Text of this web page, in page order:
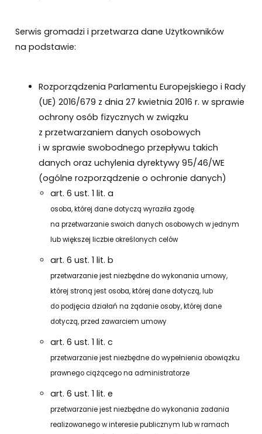
Serwis gromadzi i przetwarza dane Użytkowników
na podstawie:
Rozporządzenia Parlamentu Europejskiego i Rady
(UE) 2016/679 z dnia 27 kwietnia 2016 r. w sprawie
ochrony osób fizycznych w związku
z przetwarzaniem danych osobowych
i w sprawie swobodnego przepływu takich
danych oraz uchylenia dyrektywy 95/46/WE
(ogólne rozporządzenie o ochronie danych)
art. 6 ust. 1 lit. a
osoba, której dane dotyczą wyraziła zgodę
na przetwarzanie swoich danych osobowych w jednym
lub większej liczbie określonych celów
art. 6 ust. 1 lit. b
przetwarzanie jest niezbędne do wykonania umowy,
której stroną jest osoba, której dane dotyczą, lub
do podjęcia działań na żądanie osoby, której dane
dotyczą, przed zawarciem umowy
art. 6 ust. 1 lit. c
przetwarzanie jest niezbędne do wypełnienia obowiązku
prawnego ciążącego na administratorze
art. 6 ust. 1 lit. e
przetwarzanie jest niezbędne do wykonania zadania
realizowanego w interesie publicznym lub w ramach